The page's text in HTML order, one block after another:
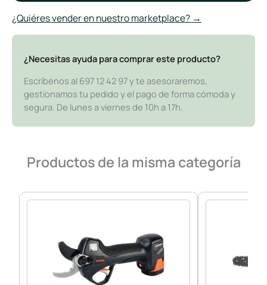
¿Quiéres vender en nuestro marketplace? →
¿Necesitas ayuda para comprar este producto?
Escríbenos al 697 12 42 97 y te asesoraremos,
gestionamos tu pedido y el pago de forma cómoda y
segura. De lunes a viernes de 10h a 17h.
Productos de la misma categoría